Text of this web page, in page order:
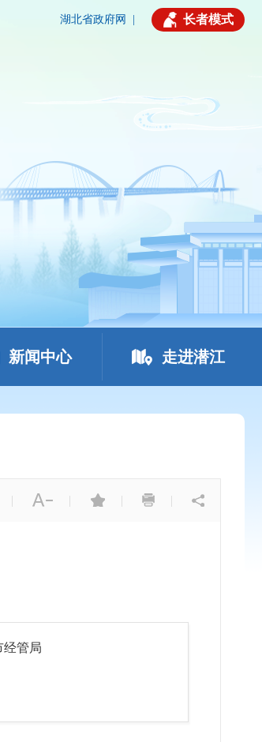
湖北省政府网 长者模式
新闻中心 走进潜江
| | | |
经管局